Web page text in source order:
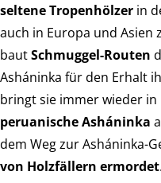
seltene Tropenhölzer in
auch in Europa und Asien
bautSchmuggel-Routen
Asháninka für den Erhalt
bringt sie immer wieder in
peruanische Asháninka
dem Weg zur Asháninka-
von Holzfällern ermordet.